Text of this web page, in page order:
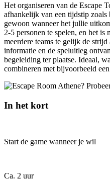
Het organiseren van de Escape
afhankelijk van een tijdstip zoals
gewoon wanneer het jullie
2-5 personen te spelen, en het is
meerdere teams te gelijk de
informatie en de speluitleg
begeleiding ter plaatse. Ideaal,
combineren met bijvoorbeeld
In het kort
Start de game wanneer je wil
Ca. 2 uur